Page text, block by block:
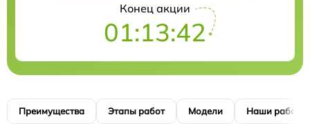
Конец акции
01:13:41
Преимущества Этапы работ Модели Наши работы